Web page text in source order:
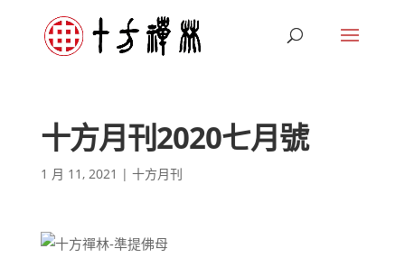
十方月刊2020七月號
1 月 11, 2021 | 十方月刊